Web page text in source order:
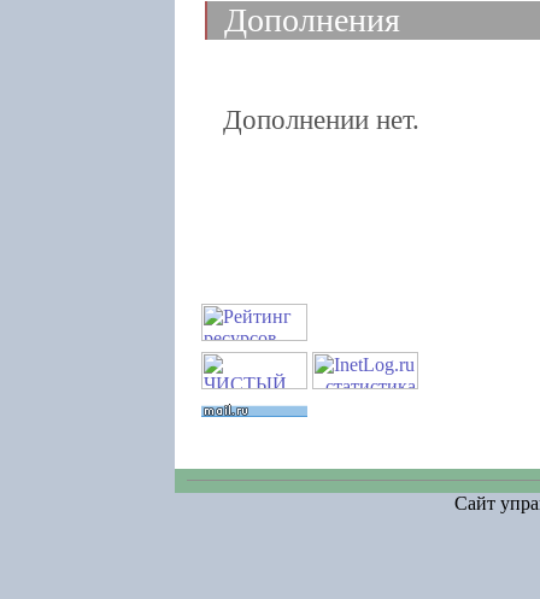
Дополнения
Дополнении нет.
Сайт